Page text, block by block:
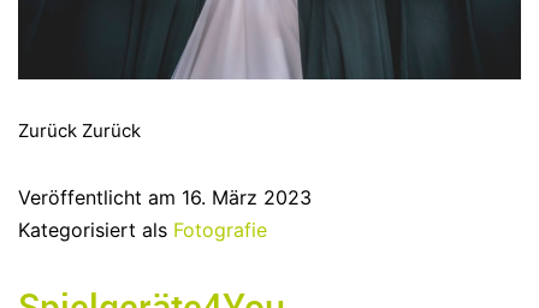
Zurück Zurück
Veröffentlicht am 16. März 2023
Kategorisiert als Fotografie